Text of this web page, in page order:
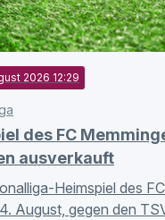
2026 12:29
des FC
ausverkauft
Heimspiel des
August, gegen den